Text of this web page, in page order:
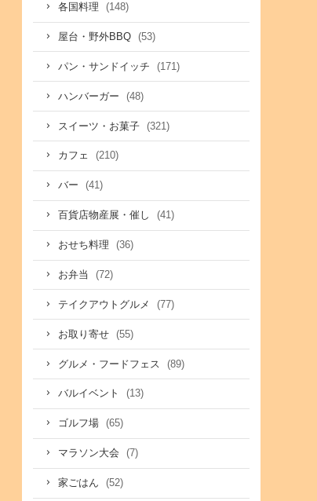
各国料理 (148)
屋台・野外BBQ (53)
パン・サンドイッチ (171)
ハンバーガー (48)
スイーツ・お菓子 (321)
カフェ (210)
バー (41)
百貨店物産展・催し (41)
おせち料理 (36)
お弁当 (72)
テイクアウトグルメ (77)
お取り寄せ (55)
グルメ・フードフェス (89)
バルイベント (13)
ゴルフ場 (65)
マラソン大会 (7)
家ごはん (52)